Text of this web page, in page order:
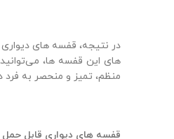
در نتیجه، قفسه‌ های
های این قفسه‌ ها،
منظم، تمیز و منحصر به فرد
قفسه‌ های دیواری قابل حمل